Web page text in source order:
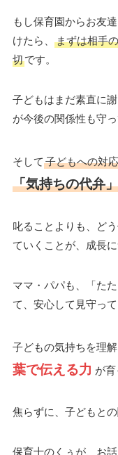
もし保育園からお友
けたら、
まずは相手
切です。
子どもはまだ素直に
が今後の関係性も守っ
そして 子どもへの対
「気持ちの代弁」
叱ることよりも、ど
ていくことが、成長に
ママ・パパも、「た
て、安心して見守って
子どもの気持ちを理
葉で伝える力 が育
焦らずに、子どもと
保育士のくぅが、お